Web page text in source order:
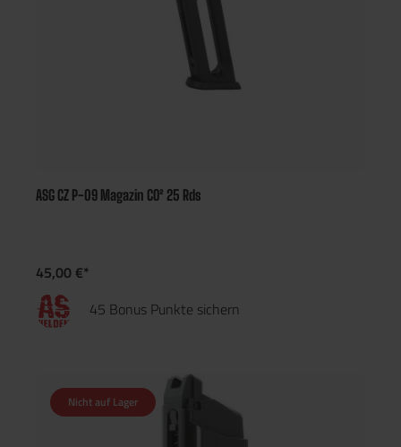
ASG CZ P-09 Magazin CO² 25 Rds
45,00 €*
45 Bonus Punkte sichern
Nicht auf Lager